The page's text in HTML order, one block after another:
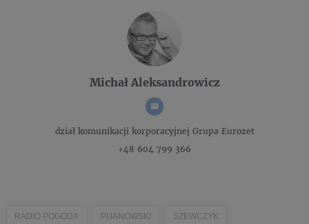
Michał Aleksandrowicz
dział komunikacji korporacyjnej Grupa Eurozet
+48 604 799 366
RADIO POGODA PIJANOWSKI SZEWCZYK